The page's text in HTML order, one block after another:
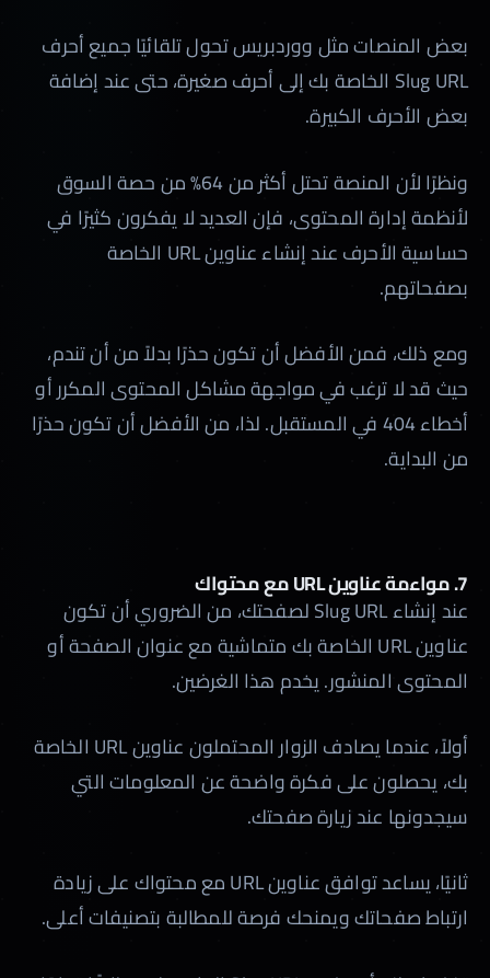
بعض المنصات مثل ووردبريس تحول تلقائيًا جميع أحرف
Slug URL الخاصة بك إلى أحرف صغيرة، حتى عند إضافة
بعض الأحرف الكبيرة.
ونظرًا لأن المنصة تحتل أكثر من 64% من حصة السوق
لأنظمة إدارة المحتوى، فإن العديد لا يفكرون كثيرًا في
حساسية الأحرف عند إنشاء عناوين URL الخاصة
بصفحاتهم.
ومع ذلك، فمن الأفضل أن تكون حذرًا بدلاً من أن تندم،
حيث قد لا ترغب في مواجهة مشاكل المحتوى المكرر أو
أخطاء 404 في المستقبل. لذا، من الأفضل أن تكون حذرًا
من البداية.
7. مواءمة عناوين URL مع محتواك
عند إنشاء Slug URL لصفحتك، من الضروري أن تكون
عناوين URL الخاصة بك متماشية مع عنوان الصفحة أو
المحتوى المنشور. يخدم هذا الغرضين.
أولاً، عندما يصادف الزوار المحتملون عناوين URL الخاصة
بك، يحصلون على فكرة واضحة عن المعلومات التي
سيجدونها عند زيارة صفحتك.
ثانيًا، يساعد توافق عناوين URL مع محتواك على زيادة
ارتباط صفحاتك ويمنحك فرصة للمطالبة بتصنيفات أعلى.